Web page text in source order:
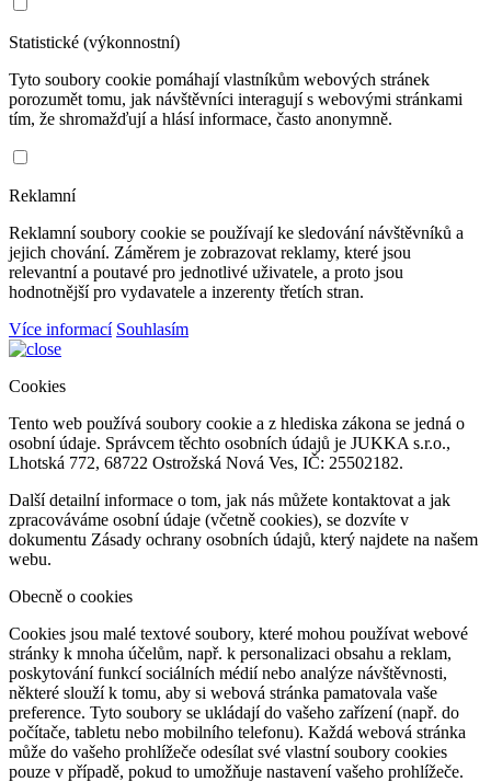
Statistické (výkonnostní)
Tyto soubory cookie pomáhají vlastníkům webových stránek
porozumět tomu, jak návštěvníci interagují s webovými stránkami
tím, že shromažďují a hlásí informace, často anonymně.
Reklamní
Reklamní soubory cookie se používají ke sledování návštěvníků a
jejich chování. Záměrem je zobrazovat reklamy, které jsou
relevantní a poutavé pro jednotlivé uživatele, a proto jsou
hodnotnější pro vydavatele a inzerenty třetích stran.
Více informací Souhlasím
Cookies
Tento web používá soubory cookie a z hlediska zákona se jedná o
osobní údaje. Správcem těchto osobních údajů je JUKKA s.r.o.,
Lhotská 772, 68722 Ostrožská Nová Ves, IČ: 25502182.
Další detailní informace o tom, jak nás můžete kontaktovat a jak
zpracováváme osobní údaje (včetně cookies), se dozvíte v
dokumentu Zásady ochrany osobních údajů, který najdete na našem
webu.
Obecně o cookies
Cookies jsou malé textové soubory, které mohou používat webové
stránky k mnoha účelům, např. k personalizaci obsahu a reklam,
poskytování funkcí sociálních médií nebo analýze návštěvnosti,
některé slouží k tomu, aby si webová stránka pamatovala vaše
preference. Tyto soubory se ukládají do vašeho zařízení (např. do
počítače, tabletu nebo mobilního telefonu). Každá webová stránka
může do vašeho prohlížeče odesílat své vlastní soubory cookies
pouze v případě, pokud to umožňuje nastavení vašeho prohlížeče.